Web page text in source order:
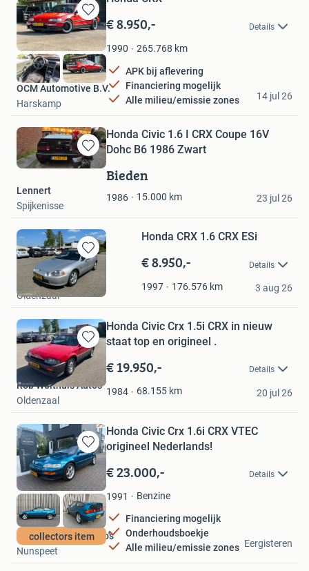
Bewaren
in
Mijn
Favorieten
€ 8.950,- Details
1990 265.768 km
APK bij aflevering
Financiering mogelijk
Alle milieu/emissie zones
OCM Automotive B.V.
Harskamp
14 jul 26
Bewaren
in
Favorieten
Honda Civic 1.6 I CRX Coupe 16V
Dohc B6 1986 Zwart
Bieden
1986 15.000 km
Lennert
Spijkenisse
23 jul 26
Bewaren
in
Mijn
Favorieten
Honda CRX 1.6 CRX ESi
€ 8.950,- Details
1997 176.576 km
Rob Wolthuis Auto's
Oldenzaal
3 aug 26
Bewaren
in
Mijn
Favorieten
Honda Civic Crx 1.5i CRX in nieuw
staat top en origineel .
€ 19.950,- Details
1984 68.155 km
Rob Wolthuis Auto's
Oldenzaal
20 jul 26
Bewaren
in
Mijn
Favorieten
collectors item
Honda Civic Crx 1.6i CRX VTEC
origineel Nederlands!
€ 23.000,- Details
1991 Benzine
Financiering mogelijk
Onderhoudsboekje
Alle milieu/emissie zones
Arno van Putten auto's
Nunspeet
Eergisteren